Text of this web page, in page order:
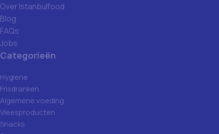
Over Istanbulfood
Blog
FAQs
Jobs
Categorieën
Hygiene
Frisdranken
Algemene voeding
Vleesproducten
Snacks